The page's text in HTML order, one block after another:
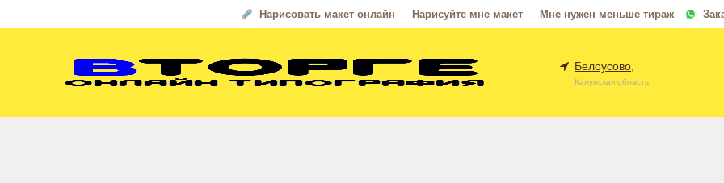
Нарисовать макет онлайн Нарисуйте мне макет Мне нужен меньше тираж
Белоусово,
Калужская область